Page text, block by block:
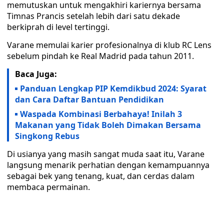
memutuskan untuk mengakhiri kariernya bersama
Timnas Prancis setelah lebih dari satu dekade
berkiprah di level tertinggi.
Varane memulai karier profesionalnya di klub RC Lens
sebelum pindah ke Real Madrid pada tahun 2011.
Baca Juga:
Panduan Lengkap PIP Kemdikbud 2024: Syarat
dan Cara Daftar Bantuan Pendidikan
Waspada Kombinasi Berbahaya! Inilah 3
Makanan yang Tidak Boleh Dimakan Bersama
Singkong Rebus
Di usianya yang masih sangat muda saat itu, Varane
langsung menarik perhatian dengan kemampuannya
sebagai bek yang tenang, kuat, dan cerdas dalam
membaca permainan.